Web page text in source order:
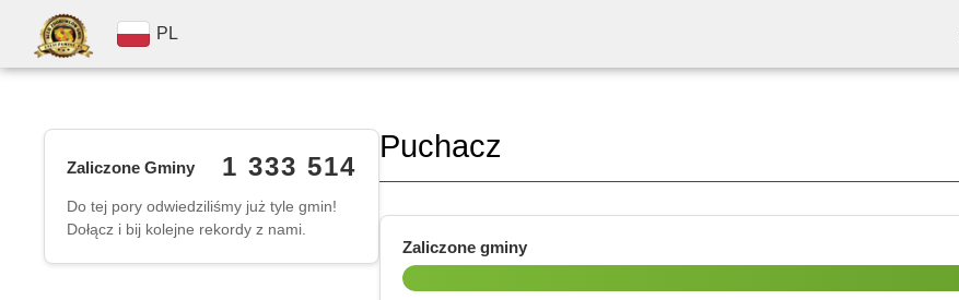
PL
Zaliczone Gminy 1 333 514
Do tej pory odwiedziliśmy już tyle gmin!
Dołącz i bij kolejne rekordy z nami.
Puchacz
Zaliczone gminy